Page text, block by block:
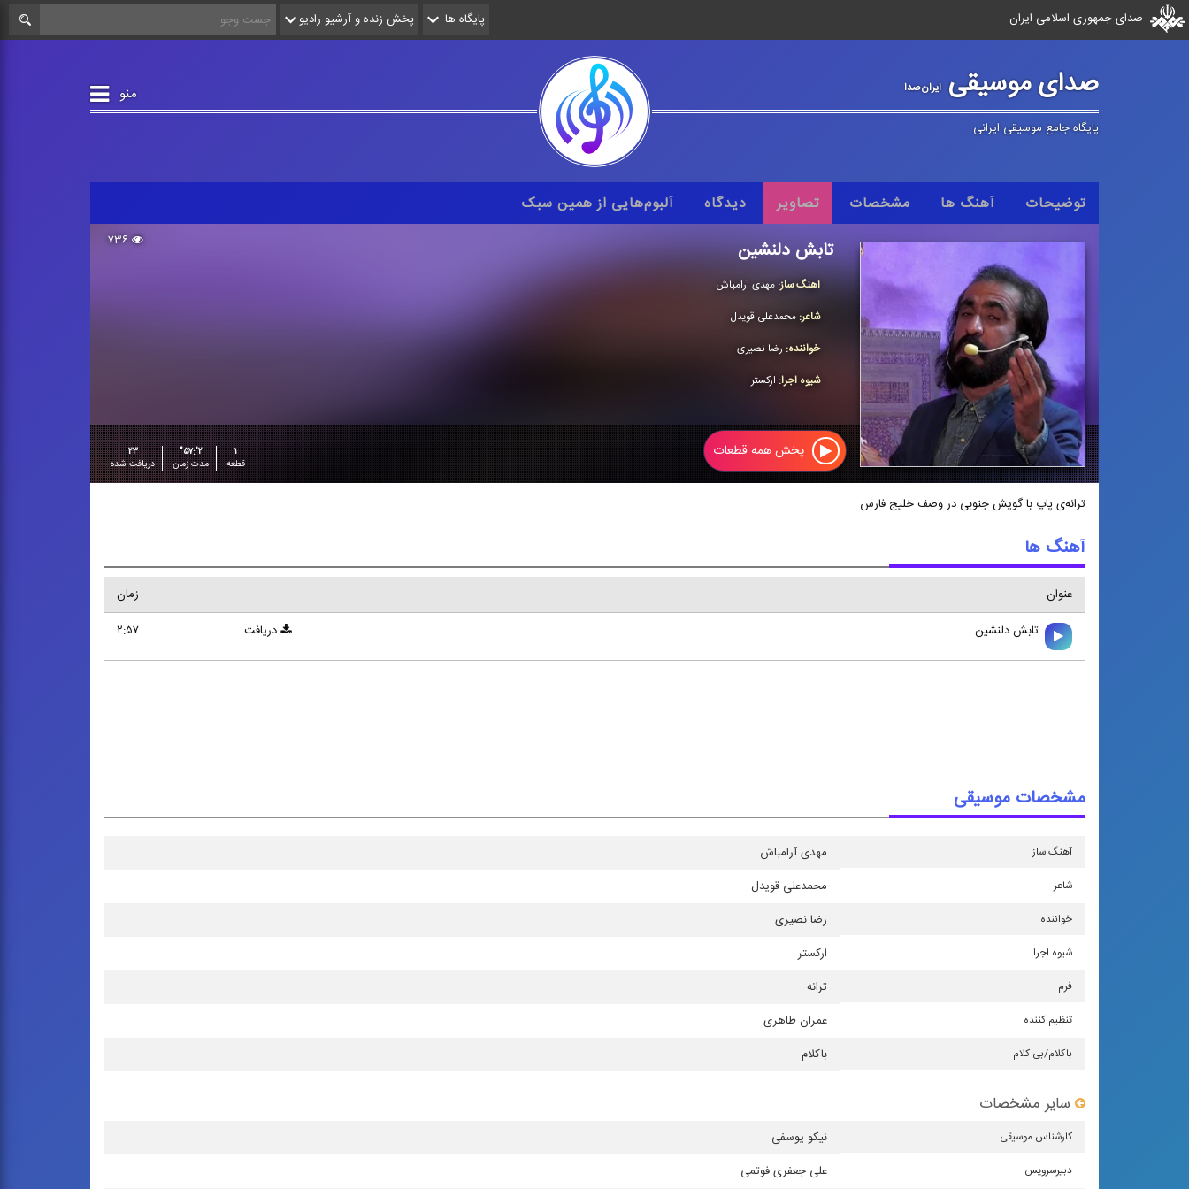
صدای جمهوری اسلامی ایران پایگاه ها پخش زنده و آرشیو رادیو
صدای موسیقیایران‌صدا منو
پایگاه جامع موسیقی ایرانی
توضیحات آهنگ ها مشخصات تصاویر دیدگاه آلبوم‌هایی از همین سبک
۷۳۶ تابش دلنشین
آهنگ ساز: مهدی آرامباش
شاعر: محمدعلی قویدل
خواننده: رضا نصیری
شیوه اجرا: اركستر
۱
قطعه
۲':۵۷"
مدت زمان
۲۳
دریافت شده
پخش همه قطعات
ترانه‌ی پاپ با گویش جنوبی در وصف خلیج فارس
آهنگ ها
عنوان
زمان
تابش دلنشين
۲:۵۷ دریافت
مشخصات موسیقی
آهنگ ساز مهدی آرامباش
شاعر محمدعلی قویدل
خواننده رضا نصیری
شیوه اجرا اركستر
فرم ترانه
تنظیم كننده عمران طاهری
باكلام/بی كلام باکلام
سایر مشخصات
كارشناس موسیقی نیکو یوسفی
دبیرسرویس علی جعفری فوتمی